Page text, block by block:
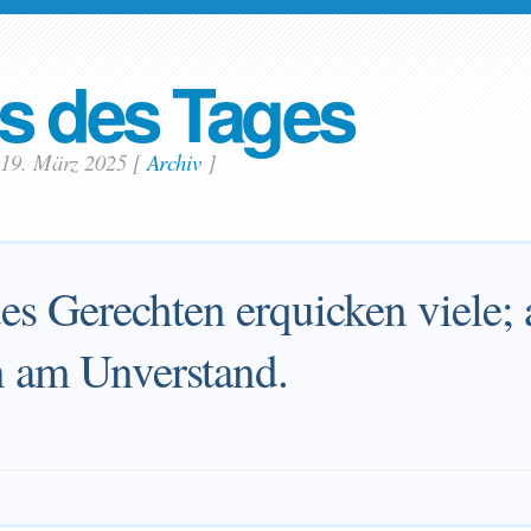
des Tages
März 2025 [Archiv]
Gerechten erquicken viele;
Unverstand.